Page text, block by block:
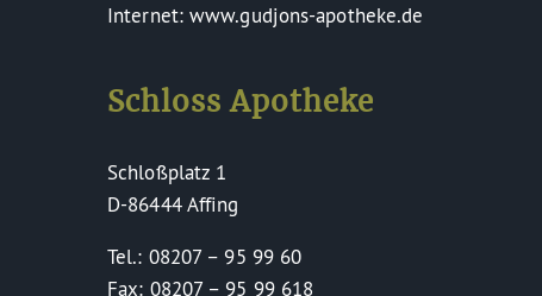
Internet: www.gudjons-apotheke.de
Schloss Apotheke
Schloßplatz 1
D-86444 Affing
Tel.: 08207 – 95 99 60
Fax: 08207 – 95 99 618